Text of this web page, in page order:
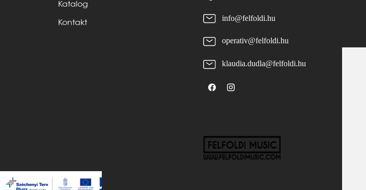
Katalog
Kontakt
info@felfoldi.hu
operativ@felfoldi.hu
klaudia.dudla@felfoldi.hu